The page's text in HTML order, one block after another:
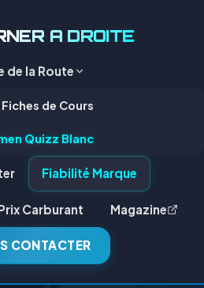
A DROITE
de la Route
de Cours
Quizz Blanc
Fiabilité Marque
Carburant Magazine
CONTACTER